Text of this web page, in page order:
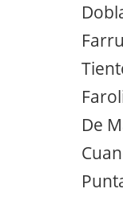
De